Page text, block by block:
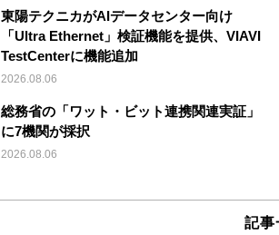
東陽テクニカがAIデータセンター向け
「Ultra Ethernet」検証機能を提供、VIAVI
TestCenterに機能追加
2026.08.06
総務省の「ワット・ビット連携関連実証」
に7機関が採択
2026.08.06
記事